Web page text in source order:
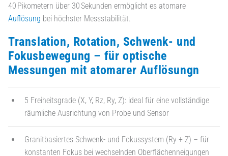
40 Pikometern über 30 Sekunden ermöglicht es atomare
Auflösung bei höchster Messstabilität.
Translation, Rotation, Schwenk- und
Fokusbewegung – für optische
Messungen mit atomarer Auflösungn
5 Freiheitsgrade (X, Y, Rz, Ry, Z): ideal für eine vollständige
räumliche Ausrichtung von Probe und Sensor
Granitbasiertes Schwenk- und Fokussystem (Ry + Z) – für
konstanten Fokus bei wechselnden Oberflächenneigungen